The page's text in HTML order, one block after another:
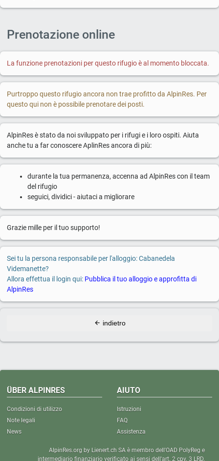
Prenotazione online
La funzione prenotazioni per questo rifugio è al momento bloccata.
Purtroppo questo rifugio ancora non trae profitto da AlpinRes. Per
questo qui non è possibile prenotare dei posti.
AlpinRes è stato da noi sviluppato per i rifugi e i loro ospiti. Aiuta
anche tu a far conoscere AplinRes ancora di più:
durante la tua permanenza, accenna ad AlpinRes con il team
del rifugio
seguici, dividici - aiutaci a migliorare
Grazie mille per il tuo supporto!
Sei tu la persona responsabile per l'alloggio: Cabanedela
Videmanette?
Allora effettua il login qui: Pubblica il tuo alloggio e approfitta di
AlpinRes
indietro
ÜBER ALPINRES
Condizioni di utilizzo
Note legali
News
AIUTO
Istruzioni
FAQ
Assistenza
AlpinRes.org by Lienert.ch SA è membro dell'OAD PolyReg e
intermediario finanziario verificato ai sensi dell'art. 2 cpv. 3 LRD.